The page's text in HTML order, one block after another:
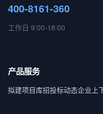
400-8161-360
工作日 9:00-18:00
产品服务
拟建项目库招投标动态企业上